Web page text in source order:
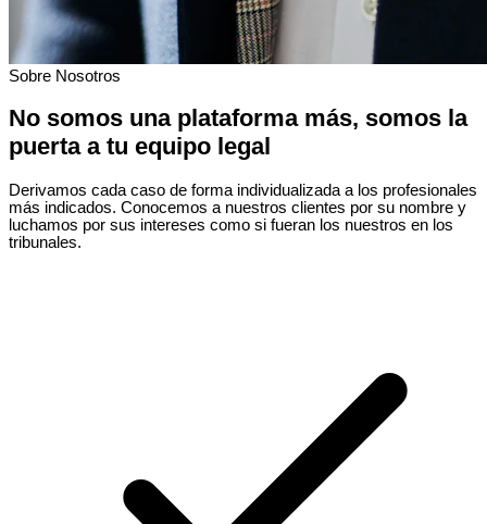
Sobre Nosotros
No somos una plataforma más, somos la
puerta a tu equipo legal
Derivamos cada caso de forma individualizada a los profesionales
más indicados. Conocemos a nuestros clientes por su nombre y
luchamos por sus intereses como si fueran los nuestros en los
tribunales.